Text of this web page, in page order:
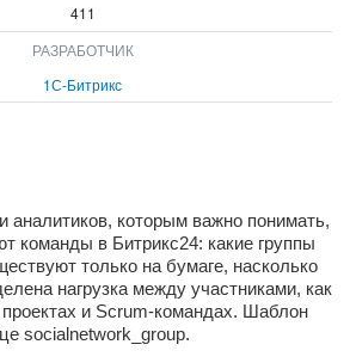
411
РАЗРАБОТЧИК
1С-Битрикс
аналитиков, которым важно понимать,
команды в Битрикс24: какие группы
только на бумаге, насколько
нагрузка между участниками, как
и Scrum-командах. Шаблон
socialnetwork_group.